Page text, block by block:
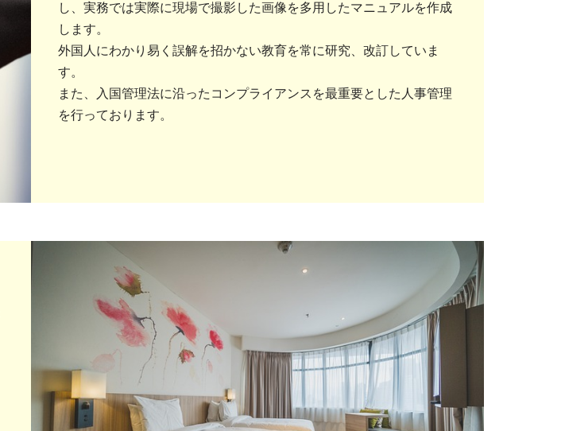
し、実務では実際に現場で撮影した画像を多用したマニュアルを作成
します。
外国人にわかり易く誤解を招かない教育を常に研究、改訂していま
す。
また、入国管理法に沿ったコンプライアンスを最重要とした人事管理
を行っております。